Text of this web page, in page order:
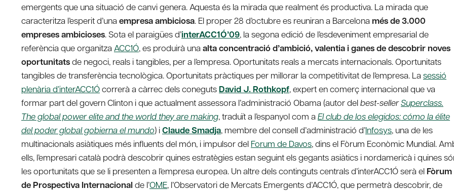
emergents que una situació de canvi genera. Aquesta és la mirada que realment és productiva. La mirada que
caracteritza l’esperit d’una empresa ambiciosa. El proper 28 d’octubre es reuniran a Barcelona més de 3.000
empreses ambicioses. Sota el paraigües d’interACC1Ó’09, la segona edició de l’esdeveniment empresarial de
referència que organitza ACC1Ó, es produirà una alta concentració d’ambició, valentia i ganes de descobrir noves
oportunitatsde negoci, reals i tangibles, per a l’empresa. Oportunitats reals a mercats internacionals. Oportunitats
tangibles de transferència tecnològica. Oportunitats pràctiques per millorar la competitivitat de l’empresa. La sessió
plenària d’interACC1Ócorrerà a càrrec dels coneguts David J. Rothkopf, expert en comerç internacional que va
formar part del govern Clinton i que actualment assessora l’administració Obama (autor delbest-sellerSuperclass.
The global power elite and the world they are making, traduït a l’espanyol com a El club de los elegidos: cómo la élite
del poder global gobierna el mundo) iClaude Smadja, membre del consell d’administració d’Infosys, una de les
multinacionals asiàtiques més influents del món, i impulsor del Forum de Davos, dins el Fòrum Econòmic Mundial.
ells, l’empresari català podrà descobrir quines estratègies estan seguint els gegants asiàtics i nordamericà i quines
les oportunitats que se li presenten a l’empresa europea. Un altre dels continguts centrals d’interACC1Ó serà el Fòrum
de Prospectiva Internacional de l’OME, l’Observatori de Mercats Emergents d’ACC1Ó, que permetrà descobrir, de